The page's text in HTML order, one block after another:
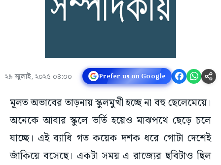
২৯ জুলাই, ২০২৫ ০৪:০০ Prefer us on Google
মূলত অভাবের তাড়নায় স্কুলমুখী হচ্ছে না বহু ছেলেমেয়ে।
অনেকে আবার স্কুলে ভর্তি হয়েও মাঝপথে ছেড়ে চলে
যাচ্ছে। এই ব্যাধি গত কয়েক দশক ধরে গোটা দেশেই
জাঁকিয়ে বসেছে। একটা সময় এ রাজ্যের ছবিটাও ছিল